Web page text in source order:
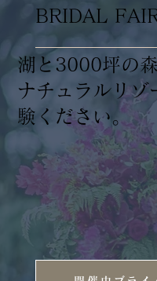
BRIDAL
湖と3000坪の
ナチュラルリゾ
験ください。